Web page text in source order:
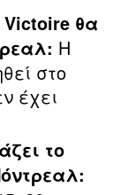
Victoire θα
Η
στο
έχει
το